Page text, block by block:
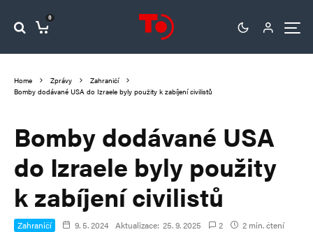
0
Home Zprávy
Zahraničí
Bomby dodávané USA do Izraele byly použity k zabíjení civilistů
Bomby dodávané USA
do Izraele byly použity
k zabíjení civilistů
Zahraničí 9. 5. 2024 Aktualizace: 25. 9. 2025 2 2 min. čtení